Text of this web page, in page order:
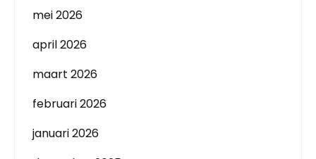
mei 2026
april 2026
maart 2026
februari 2026
januari 2026